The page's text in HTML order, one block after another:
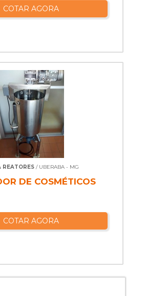
COTAR AGORA
REATORES/ UBERABA - MG
DE COSMÉTICOS
COTAR AGORA